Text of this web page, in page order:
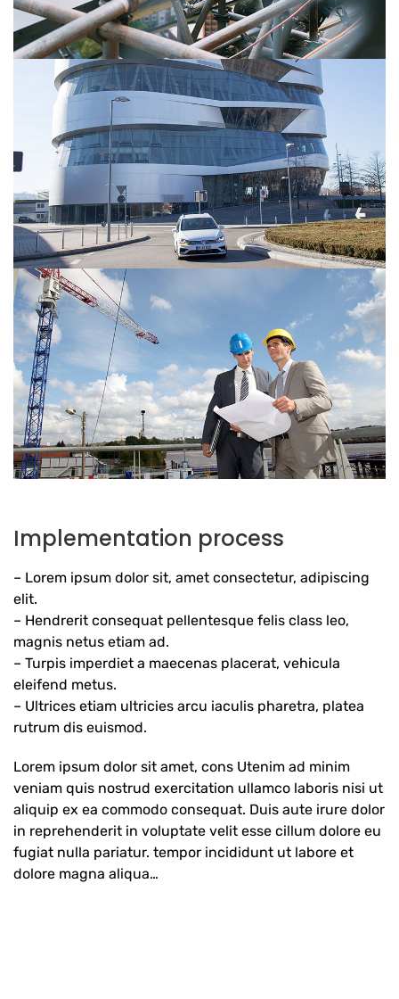
Implementation process
– Lorem ipsum dolor sit, amet consectetur, adipiscing
elit.
– Hendrerit consequat pellentesque felis class leo,
magnis netus etiam ad.
– Turpis imperdiet a maecenas placerat, vehicula
eleifend metus.
– Ultrices etiam ultricies arcu iaculis pharetra, platea
rutrum dis euismod.
Lorem ipsum dolor sit amet, cons Utenim ad minim
veniam quis nostrud exercitation ullamco laboris nisi ut
aliquip ex ea commodo consequat. Duis aute irure dolor
in reprehenderit in voluptate velit esse cillum dolore eu
fugiat nulla pariatur. tempor incididunt ut labore et
dolore magna aliqua…